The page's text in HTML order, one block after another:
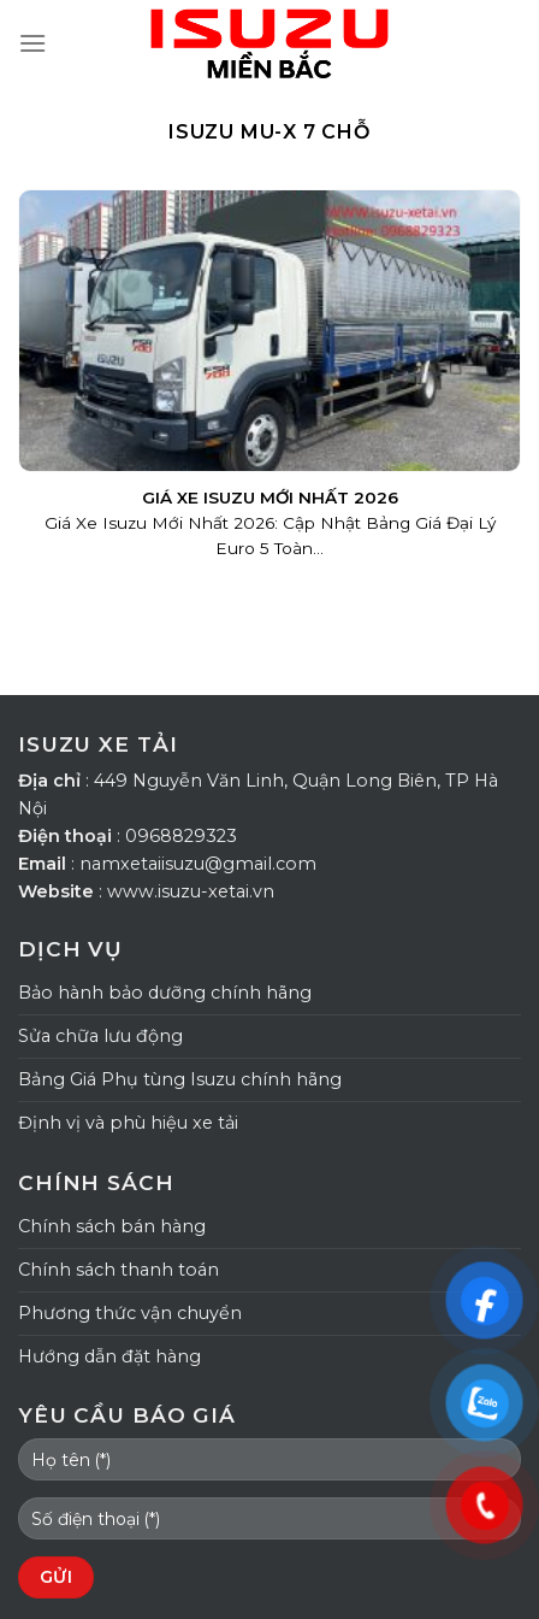
ISUZU MU-X 7 CHỖ
GIÁ XE ISUZU MỚI NHẤT 2026
Giá Xe Isuzu Mới Nhất 2026: Cập Nhật Bảng Giá Đại Lý
Euro 5 Toàn...
ISUZU XE TẢI
Địa chỉ : 449 Nguyễn Văn Linh, Quận Long Biên, TP Hà
Nội
Điện thoại : 0968829323
Email : namxetaiisuzu@gmail.com
Website : www.isuzu-xetai.vn
DỊCH VỤ
Bảo hành bảo dưỡng chính hãng
Sửa chữa lưu động
Bảng Giá Phụ tùng Isuzu chính hãng
Định vị và phù hiệu xe tải
CHÍNH SÁCH
Chính sách bán hàng
Chính sách thanh toán
Phương thức vận chuyển
Hướng dẫn đặt hàng
YÊU CẦU BÁO GIÁ